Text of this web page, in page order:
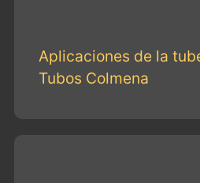
Aplicaciones de la
Tubos Colmena